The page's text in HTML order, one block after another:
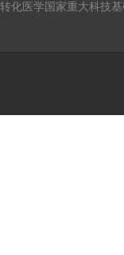
转化医学国家重大科技